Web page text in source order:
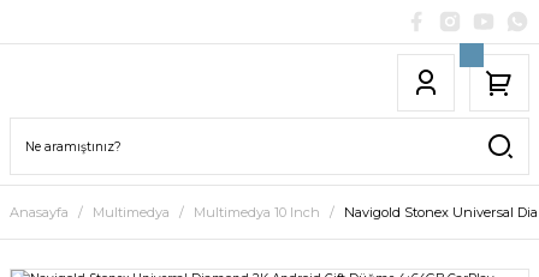
Anasayfa Multimedya Multimedya 10 Inch Navigold Stonex Universal